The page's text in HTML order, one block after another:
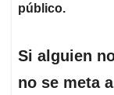
público.
Si alguien
no se meta